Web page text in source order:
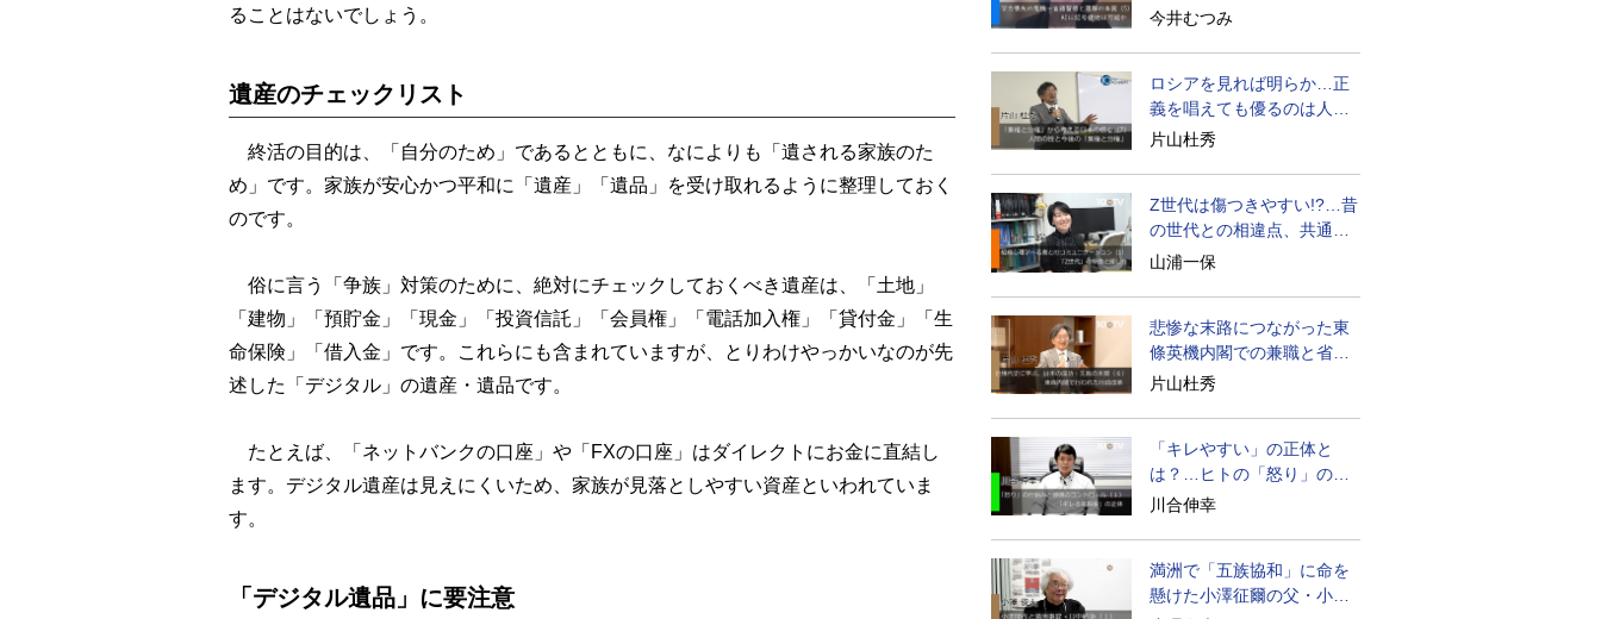
ることはないでしょう。
遺産のチェックリスト
終活の目的は、「自分のため」であるとともに、なによりも「遺される家族のた
め」です。家族が安心かつ平和に「遺産」「遺品」を受け取れるように整理しておく
のです。
俗に言う「争族」対策のために、絶対にチェックしておくべき遺産は、「土地」
「建物」「預貯金」「現金」「投資信託」「会員権」「電話加入権」「貸付金」「生
命保険」「借入金」です。これらにも含まれていますが、とりわけやっかいなのが先
述した「デジタル」の遺産・遺品です。
たとえば、「ネットバンクの口座」や「FXの口座」はダイレクトにお金に直結し
ます。デジタル遺産は見えにくいため、家族が見落としやすい資産といわれていま
す。
「デジタル遺品」に要注意
の本質
今井むつみ
ロシアを見れば明らか…正
義を唱えても優るのは人間
の性
片山杜秀
Z世代は傷つきやすい!?…昔
の世代との相違点、共通点
とは
山浦一保
悲惨な末路につながった東
條英機内閣での兼職と省庁
再編
片山杜秀
「キレやすい」の正体と
は？…ヒトの「怒り」の本
質に迫る
川合伸幸
満洲で「五族協和」に命を
懸けた小澤征爾の父・小澤